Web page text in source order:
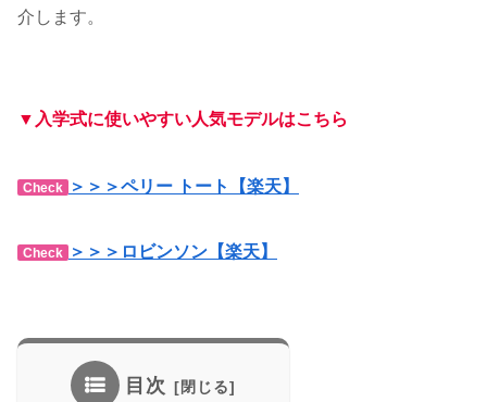
介します。
▼入学式に使いやすい人気モデルはこちら
Check ＞＞＞ペリー トート【楽天】
Check ＞＞＞ロビンソン【楽天】
目次